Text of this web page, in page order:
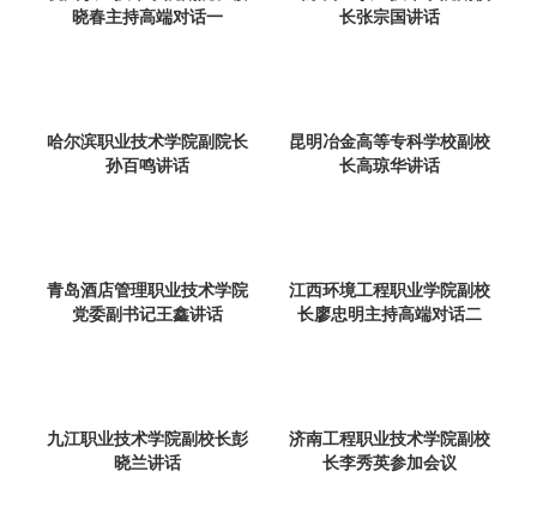
晓春主持高端对话一
长张宗国讲话
哈尔滨职业技术学院副院长
孙百鸣讲话
昆明冶金高等专科学校副校
长高琼华讲话
青岛酒店管理职业技术学院
党委副书记王鑫讲话
江西环境工程职业学院副校
长廖忠明主持高端对话二
九江职业技术学院副校长彭
晓兰讲话
济南工程职业技术学院副校
长李秀英参加会议